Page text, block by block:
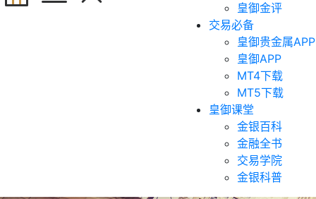
皇御金评
交易必备
皇御贵金属APP
皇御APP
MT4下载
MT5下载
皇御课堂
金银百科
金融全书
交易学院
金银科普